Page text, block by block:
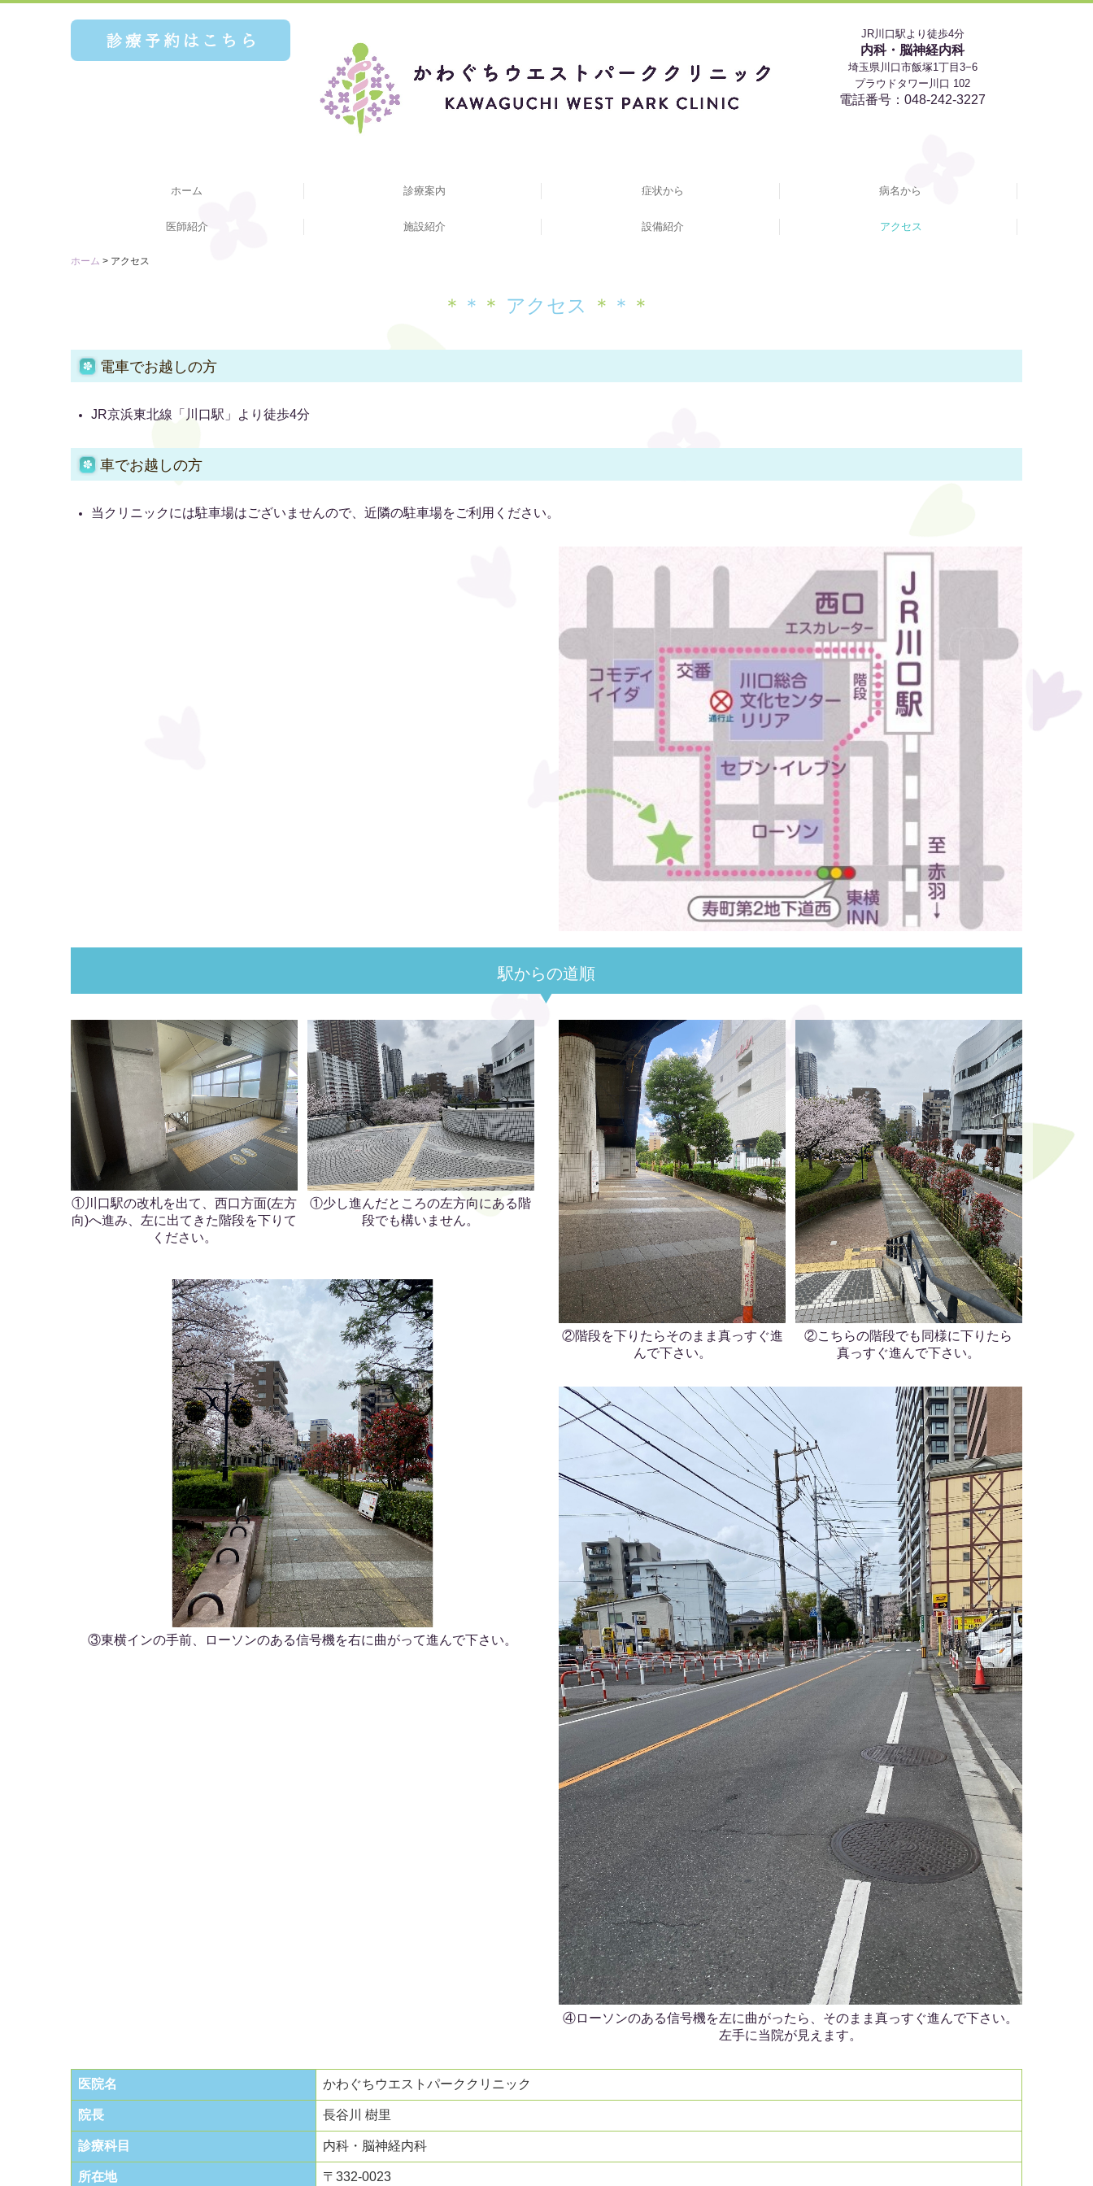
JR川口駅より徒歩4分
内科・脳神経内科
埼玉県川口市飯塚1丁目3−6
プラウドタワー川口 102
電話番号： 048-242-3227
ホーム 診療案内 症状から 病名から
医師紹介 施設紹介 設備紹介 アクセス
ホーム アクセス
＊ ＊ ＊ アクセス ＊ ＊ ＊
電車でお越しの方
JR京浜東北線「川口駅」より徒歩4分
車でお越しの方
当クリニックには駐車場はございませんので、近隣の駐車場をご利用ください。
駅からの道順
①川口駅の改札を出て、西口方面(左方
向)へ進み、左に出てきた階段を下りて
ください。
①少し進んだところの左方向にある階
段でも構いません。
③東横インの手前、ローソンのある信号機を右に曲がって進んで下さい。
②階段を下りたらそのまま真っすぐ進
んで下さい。
②こちらの階段でも同様に下りたら
真っすぐ進んで下さい。
④ローソンのある信号機を左に曲がったら、そのまま真っすぐ進んで下さい。
左手に当院が見えます。
医院名 かわぐちウエストパーククリニック
院長 長谷川 樹里
診療科目 内科・脳神経内科
所在地 〒332-0023